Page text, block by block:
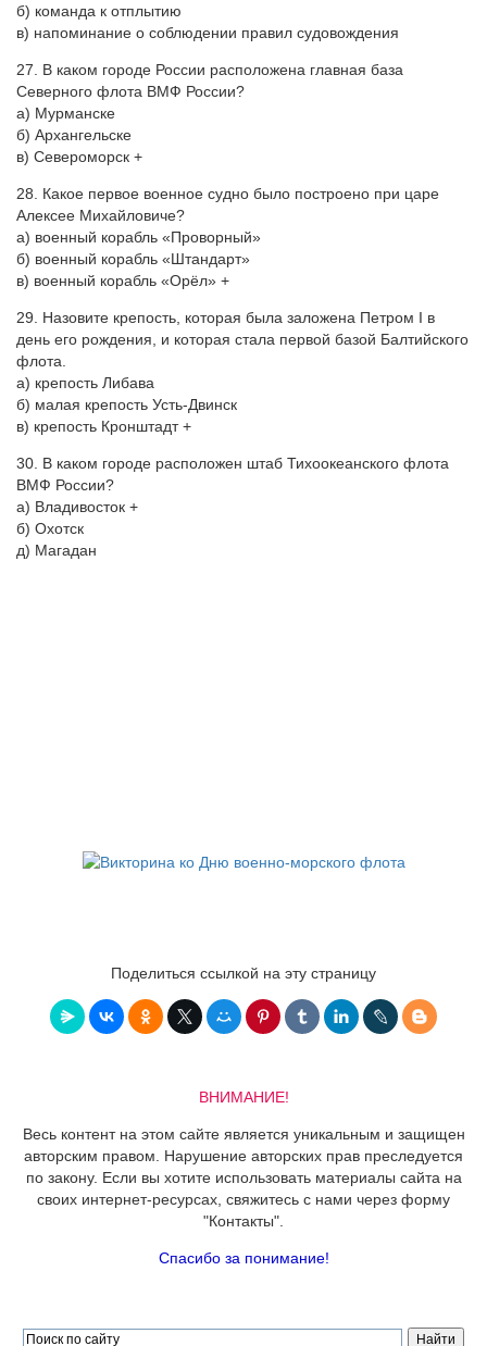
б) команда к отплытию
в) напоминание о соблюдении правил судовождения
27. В каком городе России расположена главная база
Северного флота ВМФ России?
а) Мурманске
б) Архангельске
в) Североморск +
28. Какое первое военное судно было построено при царе
Алексее Михайловиче?
а) военный корабль «Проворный»
б) военный корабль «Штандарт»
в) военный корабль «Орёл» +
29. Назовите крепость, которая была заложена Петром I в
день его рождения, и которая стала первой базой Балтийского
флота.
а) крепость Либава
б) малая крепость Усть-Двинск
в) крепость Кронштадт +
30. В каком городе расположен штаб Тихоокеанского флота
ВМФ России?
а) Владивосток +
б) Охотск
д) Магадан
Поделиться ссылкой на эту страницу
ВНИМАНИЕ!
Весь контент на этом сайте является уникальным и защищен
авторским правом. Нарушение авторских прав преследуется
по закону. Если вы хотите использовать материалы сайта на
своих интернет-ресурсах, свяжитесь с нами через форму
"Контакты".
Спасибо за понимание!